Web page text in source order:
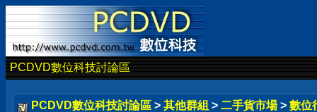
PCDVD數位科技討論區
PCDVD數位科技討論區 > 其他群組 > 二手貨市場 > 數位